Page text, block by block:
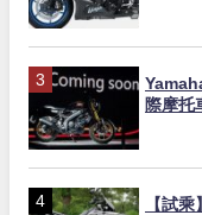
際摩托
【試